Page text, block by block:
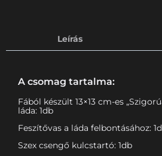
Leírás
A csomag tartalma:
Fából készült 13×13 cm-es
láda: 1db
Feszítővas a láda felbontásához:
Szex csengő kulcstartó: 1db